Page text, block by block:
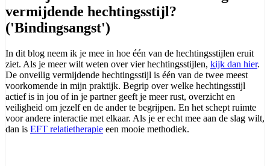
vermijdende hechtingsstijl?
('Bindingsangst')
In dit blog neem ik je mee in hoe één van de hechtingsstijlen eruit
ziet. Als je meer wilt weten over vier hechtingsstijlen, kijk dan hier.
De onveilig vermijdende hechtingsstijl is één van de twee meest
voorkomende in mijn praktijk. Begrip over welke hechtingsstijl
actief is in jou of in je partner geeft je meer rust, overzicht en
veiligheid om jezelf en de ander te begrijpen. En het schept ruimte
voor andere interactie met elkaar. Als je er echt mee aan de slag wilt,
dan is EFT relatietherapie een mooie methodiek.